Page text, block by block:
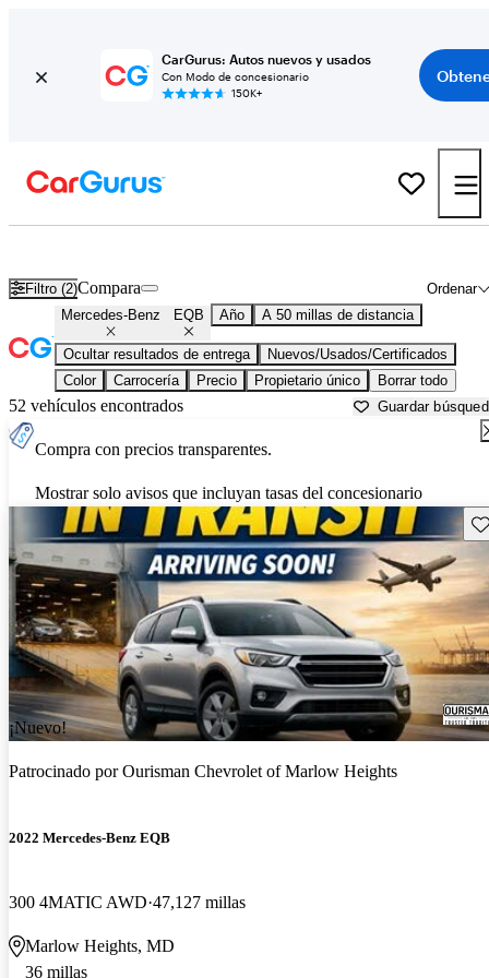
CarGurus: Autos nuevos y usados
Con Modo de concesionario
150K+
Filtro (2) Ordenar
Compara
Mercedes-Benz EQB Año A 50 millas de distancia
Ocultar resultados de entrega
Nuevos/Usados/Certificados
Color
Carrocería Precio Propietario único Borrar todo
52 vehículos encontrados Guardar
Compra con precios transparentes.
Mostrar solo avisos que incluyan tasas del concesionario
¡Nuevo!
Patrocinado porOurisman Chevrolet of Marlow Heights
2022 Mercedes-Benz EQB
300 4MATIC AWD 47,127 millas
Marlow Heights, MD
36 millas